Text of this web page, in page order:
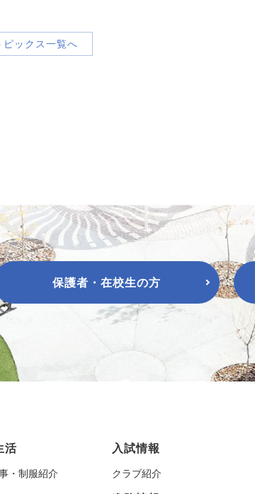
ピックス一覧へ
保護者・在校生の方
活
・制服紹介
入試情報
クラブ紹介